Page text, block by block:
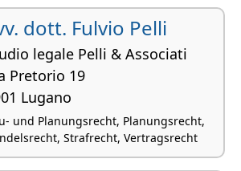
dott. Fulvio Pelli
legale Pelli & Associati
Pretorio 19
Lugano
und Planungsrecht, Planungsrecht,
Strafrecht, Vertragsrecht